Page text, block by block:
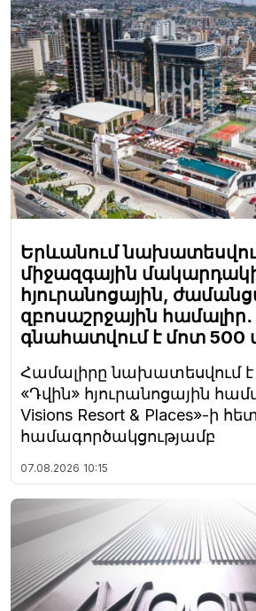
Երևանում
միջազգային
հյուրանոցային,
զբոսաշրջային
գնահատվում է մոտ 500
Համալիրը նախատեսվում է
«Դվին» հյուրանոցային
Visions Resort & Places»-ի հետ
համագործակցությամբ
07.08.2026 10:15